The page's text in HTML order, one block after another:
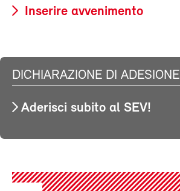
Inserire avvenimento
DICHIARAZIONE DI ADESIONE
Aderisci subito al SEV!